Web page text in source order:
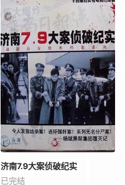
济南7.9大案侦破纪实
已完结